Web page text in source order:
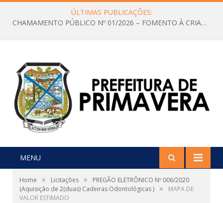
ÚLTIMAS PUBLICAÇÕES:
CHAMAMENTO PÚBLICO Nº 01/2026 – FOMENTO À CRIAÇÃO E A CIRCULAÇÃO DE PRODUÇÕES CULTURAIS – Aldir Blanc
MENU
Home » Licitações »
PREGÃO ELETRÔNICO Nº 006/2020
(Aquisição de 2(duas) Cadeiras Odontológicas ) »
MAPA DE
VALOR ESTIMADO